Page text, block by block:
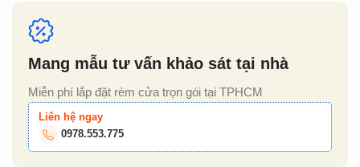
Mang mẫu tư vấn khảo sát tại nhà
Miễn phí lắp đặt rèm cửa trọn gói tại TPHCM
Liên hệ ngay
0978.553.775